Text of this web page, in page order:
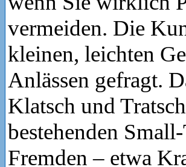
vermeiden. Die
kleinen, leichten
Anlässen gefragt.
Klatsch und
bestehenden
Fremden – etwa